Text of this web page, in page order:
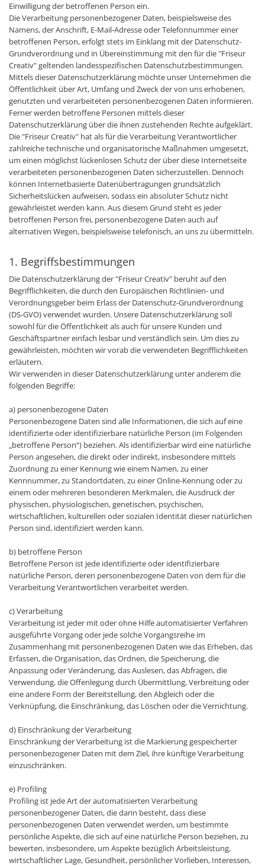
Einwilligung der betroffenen Person ein.
Die Verarbeitung personenbezogener Daten, beispielsweise des
Namens, der Anschrift, E-Mail-Adresse oder Telefonnummer einer
betroffenen Person, erfolgt stets im Einklang mit der Datenschutz-
Grundverordnung und in Übereinstimmung mit den für die "Friseur
Creativ" geltenden landesspezifischen Datenschutzbestimmungen.
Mittels dieser Datenschutzerklärung möchte unser Unternehmen die
Öffentlichkeit über Art, Umfang und Zweck der von uns erhobenen,
genutzten und verarbeiteten personenbezogenen Daten informieren.
Ferner werden betroffene Personen mittels dieser
Datenschutzerklärung über die ihnen zustehenden Rechte aufgeklärt.
Die "Friseur Creativ" hat als für die Verarbeitung Verantwortlicher
zahlreiche technische und organisatorische Maßnahmen umgesetzt,
um einen möglichst lückenlosen Schutz der über diese Internetseite
verarbeiteten personenbezogenen Daten sicherzustellen. Dennoch
können Internetbasierte Datenübertragungen grundsätzlich
Sicherheitslücken aufweisen, sodass ein absoluter Schutz nicht
gewährleistet werden kann. Aus diesem Grund steht es jeder
betroffenen Person frei, personenbezogene Daten auch auf
alternativen Wegen, beispielsweise telefonisch, an uns zu übermitteln.
1. Begriffsbestimmungen
Die Datenschutzerklärung der "Friseur Creativ" beruht auf den
Begrifflichkeiten, die durch den Europäischen Richtlinien- und
Verordnungsgeber beim Erlass der Datenschutz-Grundverordnung
(DS-GVO) verwendet wurden. Unsere Datenschutzerklärung soll
sowohl für die Öffentlichkeit als auch für unsere Kunden und
Geschäftspartner einfach lesbar und verständlich sein. Um dies zu
gewährleisten, möchten wir vorab die verwendeten Begrifflichkeiten
erläutern.
Wir verwenden in dieser Datenschutzerklärung unter anderem die
folgenden Begriffe:
a) personenbezogene Daten
Personenbezogene Daten sind alle Informationen, die sich auf eine
identifizierte oder identifizierbare natürliche Person (im Folgenden
„betroffene Person“) beziehen. Als identifizierbar wird eine natürliche
Person angesehen, die direkt oder indirekt, insbesondere mittels
Zuordnung zu einer Kennung wie einem Namen, zu einer
Kennnummer, zu Standortdaten, zu einer Online-Kennung oder zu
einem oder mehreren besonderen Merkmalen, die Ausdruck der
physischen, physiologischen, genetischen, psychischen,
wirtschaftlichen, kulturellen oder sozialen Identität dieser natürlichen
Person sind, identifiziert werden kann.
b) betroffene Person
Betroffene Person ist jede identifizierte oder identifizierbare
natürliche Person, deren personenbezogene Daten von dem für die
Verarbeitung Verantwortlichen verarbeitet werden.
c) Verarbeitung
Verarbeitung ist jeder mit oder ohne Hilfe automatisierter Verfahren
ausgeführte Vorgang oder jede solche Vorgangsreihe im
Zusammenhang mit personenbezogenen Daten wie das Erheben, das
Erfassen, die Organisation, das Ordnen, die Speicherung, die
Anpassung oder Veränderung, das Auslesen, das Abfragen, die
Verwendung, die Offenlegung durch Übermittlung, Verbreitung oder
eine andere Form der Bereitstellung, den Abgleich oder die
Verknüpfung, die Einschränkung, das Löschen oder die Vernichtung.
d) Einschränkung der Verarbeitung
Einschränkung der Verarbeitung ist die Markierung gespeicherter
personenbezogener Daten mit dem Ziel, ihre künftige Verarbeitung
einzuschränken.
e) Profiling
Profiling ist jede Art der automatisierten Verarbeitung
personenbezogener Daten, die darin besteht, dass diese
personenbezogenen Daten verwendet werden, um bestimmte
persönliche Aspekte, die sich auf eine natürliche Person beziehen, zu
bewerten, insbesondere, um Aspekte bezüglich Arbeitsleistung,
wirtschaftlicher Lage, Gesundheit, persönlicher Vorlieben, Interessen,